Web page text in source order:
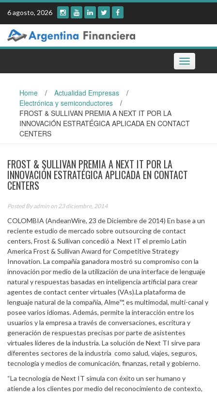
Skip
content
6 agosto, 2026
Toggle
navigation
Home / Actualidad Empresas
/
Electrónica y semiconductores
/
FROST & SULLIVAN PREMIA A NEXT IT POR LA
INNOVACIÓN ESTRATÉGICA APLICADA EN CONTACT
CENTERS
FROST & SULLIVAN PREMIA A NEXT IT POR LA
INNOVACIÓN ESTRATÉGICA APLICADA EN CONTACT
CENTERS
Posted Byadmin on 23 diciembre, 2014
COLOMBIA (AndeanWire, 23 de Diciembre de 2014) En base a un
reciente estudio de mercado sobre outsourcing de contact
centers, Frost & Sullivan concedió a Next IT el premio Latin
America Frost & Sullivan Award for Competitive Strategy
Innovation. La compañía ganadora mostró su compromiso con la
innovación por medio de la utilización de una interface de lenguaje
natural y respuestas basadas en inteligencia artificial para crear
agentes de contact center virtuales (VAs).La plataforma de
lenguaje natural de la compañía, Alme™, es multimodal, multi-canal y
posee varios idiomas. Además, permite la interacción entre los
usuarios y la empresa a través de conversaciones, escritura y
generación de respuestas precisas por parte de asistentes
virtuales líderes de la industria. La solución de Next TI sirve para
diferentes sectores de la industria como salud, viajes, seguros,
tecnología y medios de comunicación, finanzas, retail y gobierno.
“La tecnología de Next IT simula con éxito un ser humano y
atiende a los clientes por medio del reconocimiento de contexto,